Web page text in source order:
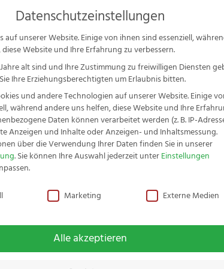
& Sets Messer-Serien Zubehör Service
2tlg.
Datenschutzeinstellungen
auf unserer Website. Einige von ihnen sind essenziell,
Website und Ihre Erfahrung zu verbessern.
alt sind und Ihre Zustimmung zu freiwilligen Diensten
Ihre Erziehungsberechtigten um Erlaubnis bitten.
und andere Technologien auf unserer Website. Einige
während andere uns helfen, diese Website und Ihre
Daten können verarbeitet werden (z. B. IP-
Anzeigen und Inhalte oder Anzeigen- und Inhaltsmessung.
über die Verwendung Ihrer Daten finden Sie in unserer
. Sie können Ihre Auswahl jederzeit unter Einstellungen
Marketing Externe Medien
Alle akzeptieren